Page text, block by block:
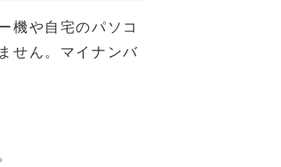
機や自宅のパソコ
せん。マイナンバ